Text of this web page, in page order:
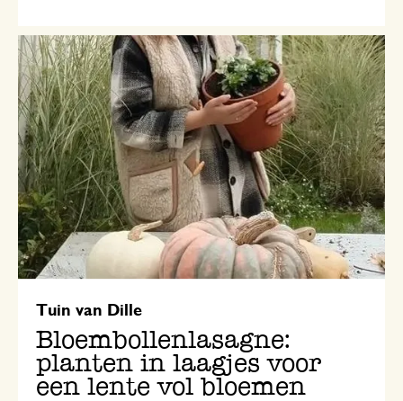
Tuin van Dille
Bloembollenlasagne:
planten in laagjes voor
een lente vol bloemen